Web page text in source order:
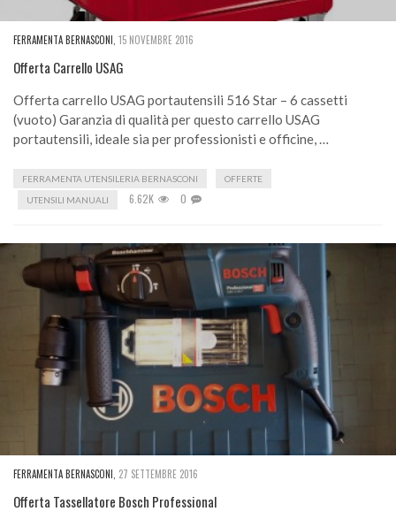
FERRAMENTA BERNASCONI 15 NOVEMBRE 2016
Offerta Carrello USAG
Offerta carrello USAG portautensili 516 Star – 6 cassetti
(vuoto) Garanzia di qualità per questo carrello USAG
portautensili, ideale sia per professionisti e officine, …
FERRAMENTA UTENSILERIA BERNASCONI
OFFERTE
UTENSILI MANUALI
6.62K 0
FERRAMENTA BERNASCONI 27 SETTEMBRE 2016
Offerta Tassellatore Bosch Professional